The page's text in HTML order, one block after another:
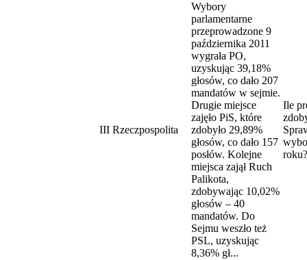
III Rzeczpospolita
Wybory
parlamentarne
przeprowadzone 9
października 2011
wygrała PO,
uzyskując 39,18%
głosów, co dało 207
mandatów w sejmie.
Drugie miejsce
zajęło PiS, które
zdobyło 29,89%
głosów, co dało 157
posłów. Kolejne
miejsca zajął Ruch
Palikota,
zdobywając 10,02%
głosów – 40
mandatów. Do
Sejmu weszło też
PSL, uzyskując
8,36% gł...
Ile
roku?